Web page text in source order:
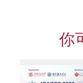
你